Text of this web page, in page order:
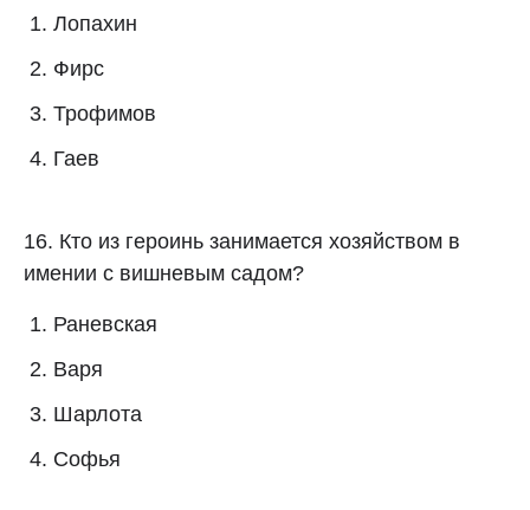
Лопахин
Фирс
Трофимов
Гаев
16. Кто из героинь занимается хозяйством в
имении с вишневым садом?
Раневская
Варя
Шарлота
Софья